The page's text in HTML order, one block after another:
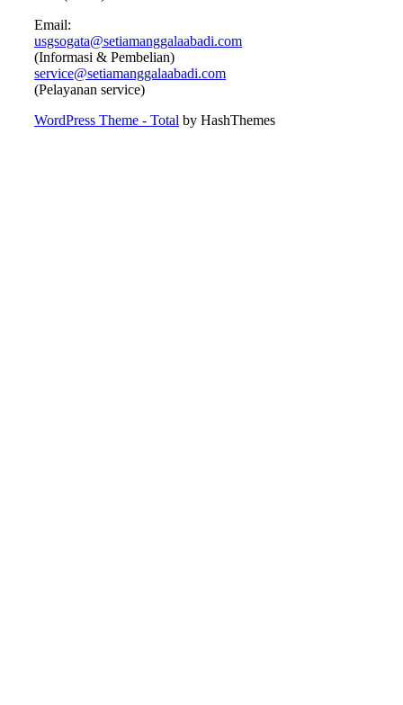
Email:
usgsogata@setiamanggalaabadi.com
(Informasi & Pembelian)
service@setiamanggalaabadi.com
(Pelayanan service)
WordPress Theme - Total by HashThemes